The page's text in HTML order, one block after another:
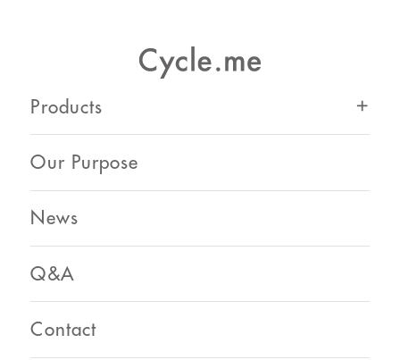
Products
Our Purpose
News
Q&A
Contact